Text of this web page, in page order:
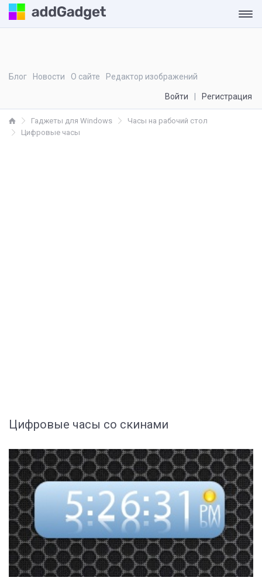
Блог Новости О сайте Редактор изображений
Войти Регистрация
Гаджеты для Windows
Часы на рабочий стол
Цифровые часы
Цифровые часы со скинами